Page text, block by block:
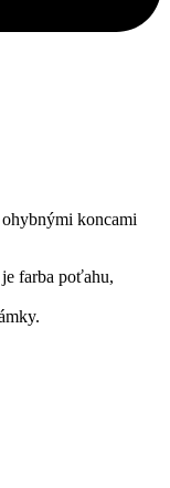
koncami
farba poťahu,